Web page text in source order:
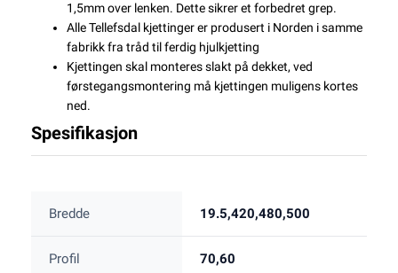
1,5mm over lenken. Dette sikrer et forbedret grep.
Alle Tellefsdal kjettinger er produsert i Norden i samme
fabrikk fra tråd til ferdig hjulkjetting
Kjettingen skal monteres slakt på dekket, ved
førstegangsmontering må kjettingen muligens kortes
ned.
Spesifikasjon
Bredde 19.5,420,480,500
Profil 70,60